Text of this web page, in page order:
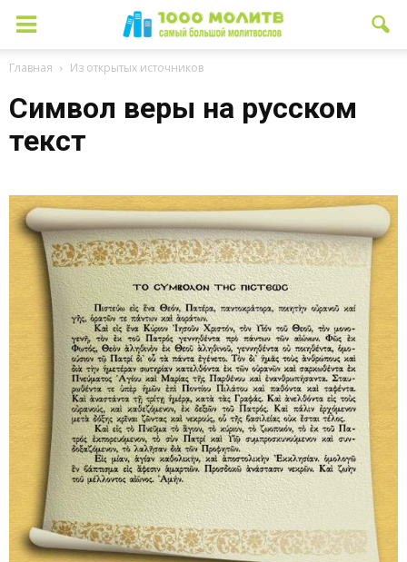
Главная Из открытых источников
Символ веры на русском
текст